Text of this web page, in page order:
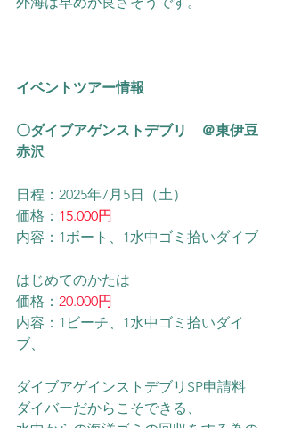
イベントツアー情報
〇ダイブアゲンストデブリ　＠東伊豆
赤沢
日程：2025年7月5日（土）
価格： 15.000円
内容：1ボート、1水中ゴミ拾いダイブ
はじめてのかたは
価格： 20.000円
内容：1ビーチ、1水中ゴミ拾いダイ
ブ、
ダイブアゲインストデブリSP申請料
ダイバーだからこそできる、